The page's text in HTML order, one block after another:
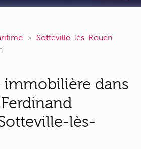
Sotteville-lès-Rouen
immobilière dans
lès-